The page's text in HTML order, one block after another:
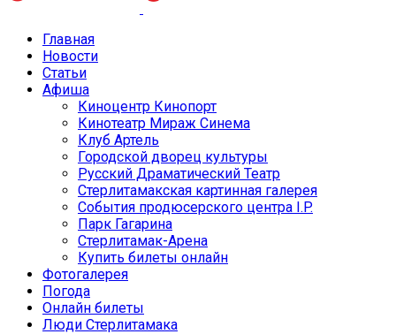
Главная
Новости
Статьи
Афиша
Киноцентр Кинопорт
Кинотеатр Мираж Синема
Клуб Артель
Городской дворец культуры
Русский Драматический Театр
Стерлитамакская картинная галерея
События продюсерского центра I.P.
Парк Гагарина
Стерлитамак-Арена
Купить билеты онлайн
Фотогалерея
Погода
Онлайн билеты
Люди Стерлитамака